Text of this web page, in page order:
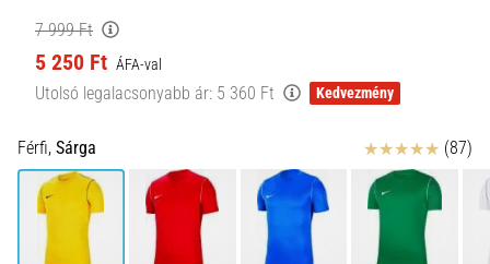
ingafutás
sebességet,
és
az
irányváltási
képességet
teszteli.
7 999 Ft
5 250 Ft ÁFA-val
Utolsó legalacsonyabb ár: 5 360 Ft Kedvezmény
Férfi, Sárga Értékelés (87)